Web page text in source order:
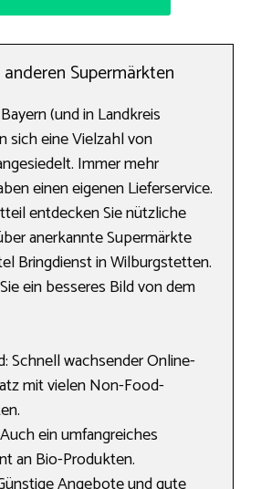
Supermärkten
(und in Landkreis
sich eine Vielzahl von
Immer mehr
einen eigenen Lieferservice.
entdecken Sie nützliche
anerkannte Supermärkte
Bringdienst in Wilburgstetten.
ein besseres Bild von dem
Schnell wachsender Online-
mit vielen Non-Food-
ein umfangreiches
an Bio-Produkten.